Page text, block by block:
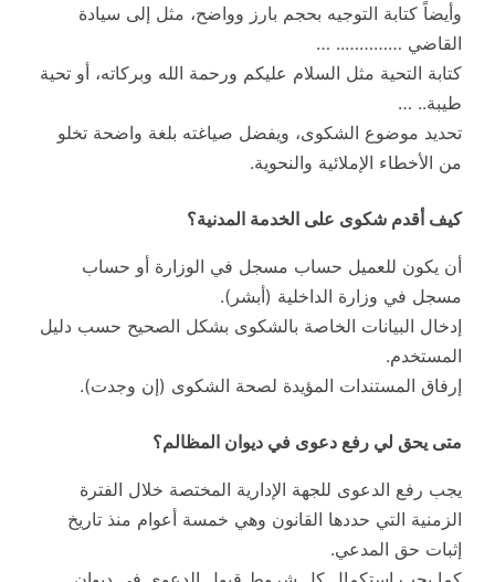
وأيضاً كتابة التوجيه بحجم بارز وواضح، مثل إلى سيادة
القاضي ………….. …
كتابة التحية مثل السلام عليكم ورحمة الله وبركاته، أو تحية
طيبة.. …
تحديد موضوع الشكوى، ويفضل صياغته بلغة واضحة تخلو
من الأخطاء الإملائية والنحوية.
كيف أقدم شكوى على الخدمة المدنية؟
أن يكون للعميل حساب مسجل في الوزارة أو حساب
مسجل في وزارة الداخلية (أبشر).
إدخال البيانات الخاصة بالشكوى بشكل الصحيح حسب دليل
المستخدم.
إرفاق المستندات المؤيدة لصحة الشكوى (إن وجدت).
متى يحق لي رفع دعوى في ديوان المظالم؟
يجب رفع الدعوى للجهة الإدارية المختصة خلال الفترة
الزمنية التي حددها القانون وهي خمسة أعوام منذ تاريخ
إثبات حق المدعي.